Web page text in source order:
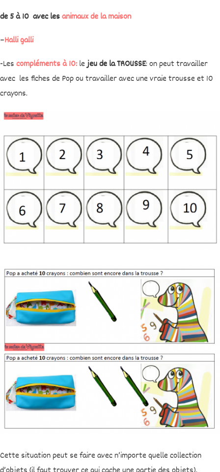
de 5 à 10 avec lesanimaux de la maison
–Halli galli
-Les compléments à 10: lejeu de la TROUSSE: on peut travailler
avec les fiches de Pop ou travailler avec une vraie trousse et 10
crayons.
Cette situation peut se faire avec n’importe quelle collection